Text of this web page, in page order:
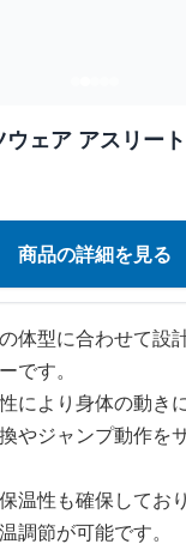
ェア アスリー
商品の詳細を見る
体型に合わせて設
です。
により身体の動き
やジャンプ動作を
温性も確保してお
調節が可能です。